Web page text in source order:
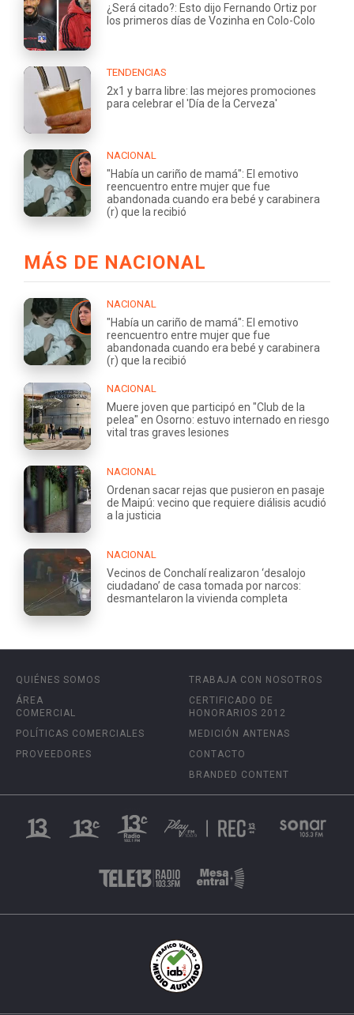
¿Será citado?: Esto dijo Fernando Ortiz por
los primeros días de Vozinha en Colo-Colo
TENDENCIAS
2x1 y barra libre: las mejores promociones
para celebrar el 'Día de la Cerveza'
NACIONAL
"Había un cariño de mamá": El emotivo
reencuentro entre mujer que fue
abandonada cuando era bebé y carabinera
(r) que la recibió
MÁS DE NACIONAL
NACIONAL
"Había un cariño de mamá": El emotivo
reencuentro entre mujer que fue
abandonada cuando era bebé y carabinera
(r) que la recibió
NACIONAL
Muere joven que participó en "Club de la
pelea" en Osorno: estuvo internado en riesgo
vital tras graves lesiones
NACIONAL
Ordenan sacar rejas que pusieron en pasaje
de Maipú: vecino que requiere diálisis acudió
a la justicia
NACIONAL
Vecinos de Conchalí realizaron ‘desalojo
ciudadano’ de casa tomada por narcos:
desmantelaron la vivienda completa
QUIÉNES SOMOS
ÁREA
COMERCIAL
POLÍTICAS COMERCIALES
PROVEEDORES
TRABAJA CON NOSOTROS
CERTIFICADO DE
HONORARIOS 2012
MEDICIÓN ANTENAS
CONTACTO
BRANDED CONTENT